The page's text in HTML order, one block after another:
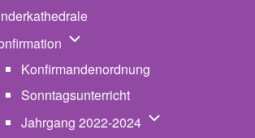
Unternavigation von
Konfirmandenordnung
Sonntagsunterricht
Jahrgang 2022-2024 Unternavigation